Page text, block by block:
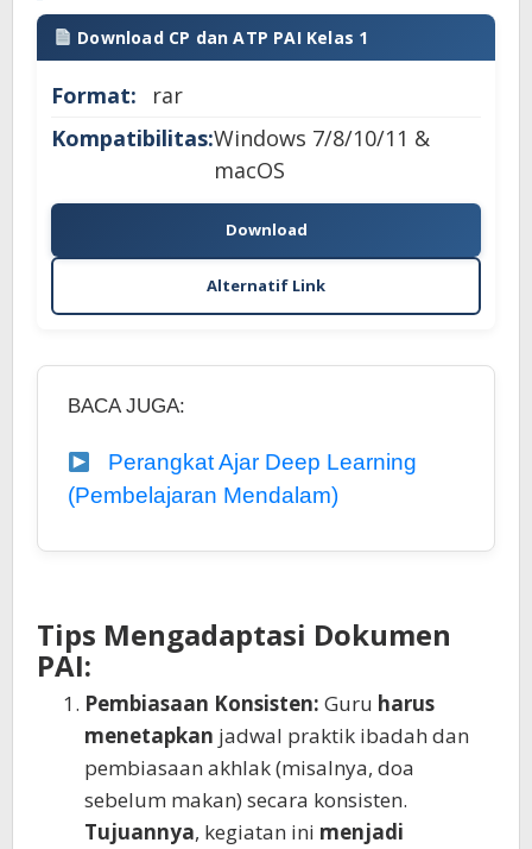
Download CP dan ATP PAI Kelas 1
Format:
rar
Kompatibilitas:Windows 7/8/10/11 &
macOS
Download
Alternatif Link
BACA JUGA:
Perangkat Ajar Deep Learning
(Pembelajaran Mendalam)
Tips Mengadaptasi Dokumen
PAI:
Pembiasaan Konsisten: Guru harus
menetapkan jadwal praktik ibadah dan
pembiasaan akhlak (misalnya, doa
sebelum makan) secara konsisten.
Tujuannya, kegiatan ini menjadi